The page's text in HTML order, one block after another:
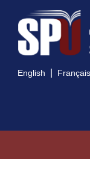
English | Français